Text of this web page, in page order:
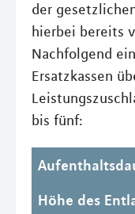
der
hierbei bereits
Nachfolgend
Ersatzkassen
bis fünf:
Höhe des